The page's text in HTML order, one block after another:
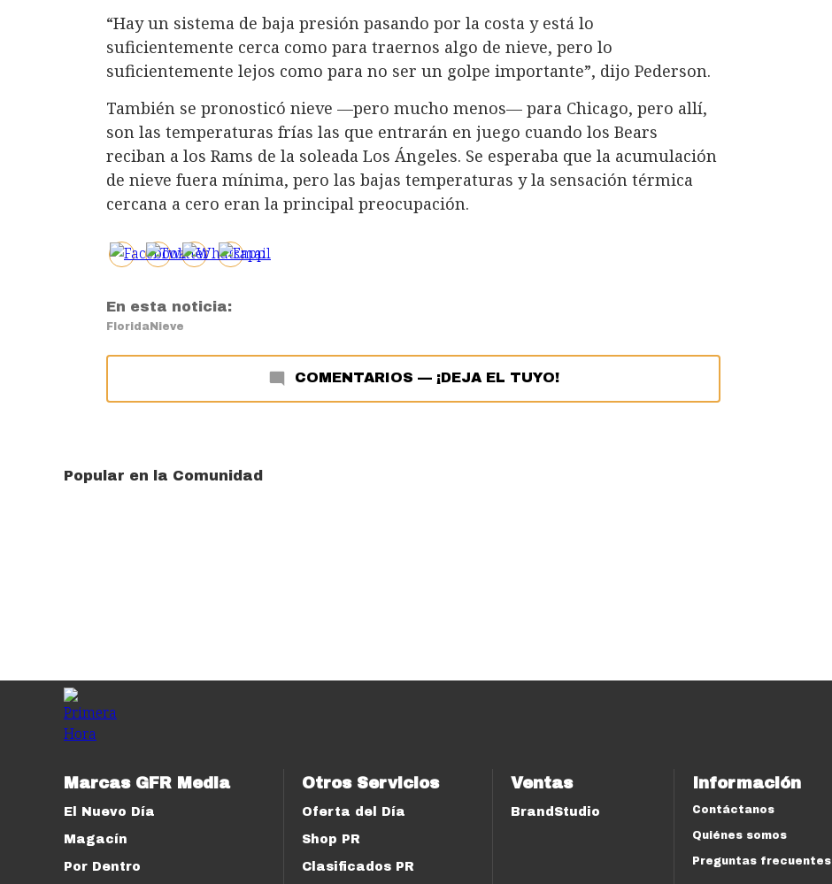
“Hay un sistema de baja presión pasando por la costa y está lo
suficientemente cerca como para traernos algo de nieve, pero lo
suficientemente lejos como para no ser un golpe importante”, dijo Pederson.
También se pronosticó nieve —pero mucho menos— para Chicago, pero allí,
son las temperaturas frías las que entrarán en juego cuando los Bears
reciban a los Rams de la soleada Los Ángeles. Se esperaba que la acumulación
de nieve fuera mínima, pero las bajas temperaturas y la sensación térmica
cercana a cero eran la principal preocupación.
En esta noticia:
Florida Nieve
COMENTARIOS — ¡DEJA EL TUYO!
Popular en la Comunidad
Marcas GFR Media
El Nuevo Día
Magacín
Por Dentro
Otros Servicios
Oferta del Día
Shop PR
Clasificados PR
Ventas
BrandStudio
Información
Contáctanos
Quiénes somos
Preguntas frecuentes